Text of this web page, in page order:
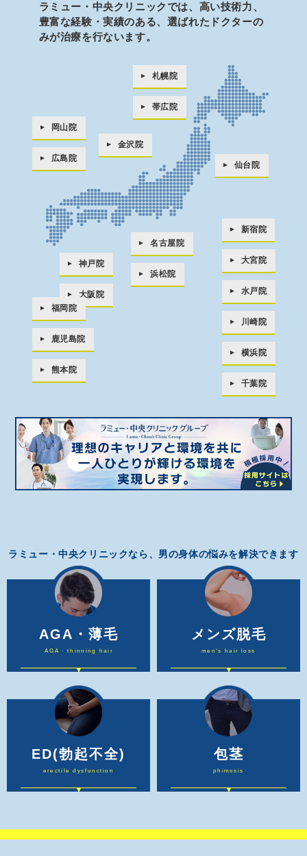
ラミュー・中央クリニックでは、高い技術力、
豊富な経験・実績のある、 選ばれたドクターの
みが治療を行ないます。
新宿院
大宮院
水戸院
川崎院
横浜院
千葉院
札幌院
帯広院
仙台院
名古屋院
浜松院
金沢院
神戸院
大阪院
岡山院
広島院
福岡院
鹿児島院
熊本院
ラミュー・中央クリニックなら、男の身体の悩みを解決できます
AGA・薄毛
AGA · thinning hair
メンズ脱毛
men's hair loss
ED(勃起不全)
erectile dysfunction
包茎
phimosis